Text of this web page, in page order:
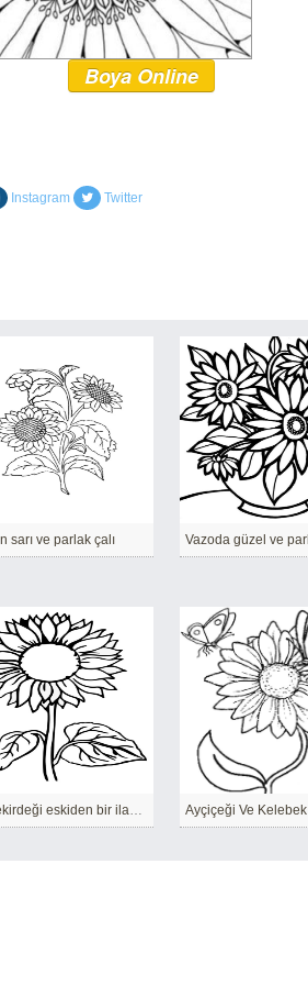
Boya Online
Instagram Twitter
sarı ve parlak çalı
Ayçekirdeği eskiden bir ilaç olarak kabul edilirdi Ayçiçeği Ve Kelebek